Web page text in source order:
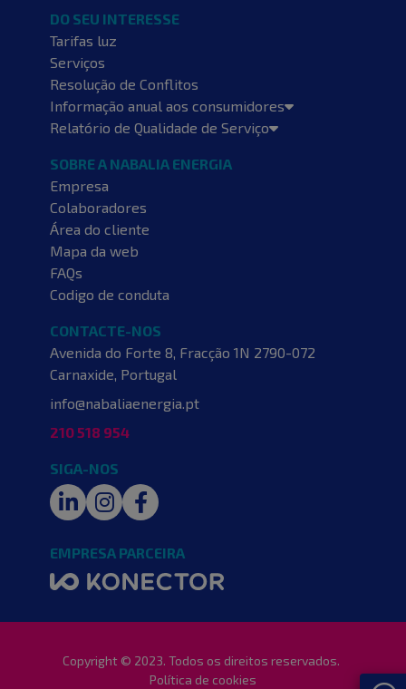
CONTACTE-NOS
Avenida do Forte 8, Fracção 1N 2790-072
Carnaxide, Portugal
info@nabaliaenergia.pt
210 518 954
DO SEU INTERESSE
Tarifas luz
Serviços
Resolução de Conflitos
Informação anual aos consumidores
Relatório de Qualidade de Serviço
SOBRE A NABALIA ENERGIA
Empresa
Colaboradores
Área do cliente
Mapa da web
FAQs
Codigo de conduta
SIGA-NOS
LinkedInInstagramFacebook
EMPRESA PARCEIRA
Copyright © 2023. Todos os direitos reservados.
Política de cookies